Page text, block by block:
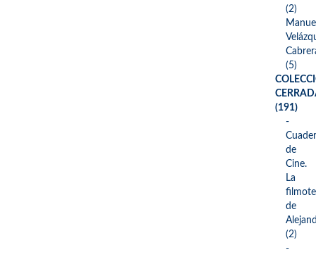
(2)
(5)
(191)
-
de
Cine.
La
de
(2)
-